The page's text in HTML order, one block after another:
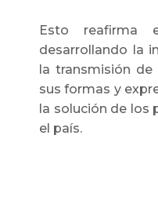
Esto reafirma
desarrollando la
la transmisión
sus formas y
la solución de los
el país.